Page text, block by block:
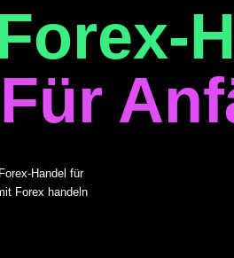
Für
Handel für
Forex handeln